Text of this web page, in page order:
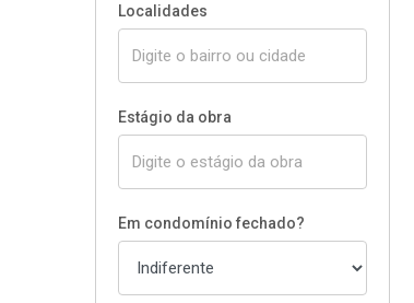
Localidades
Estágio da obra
Em condomínio fechado?